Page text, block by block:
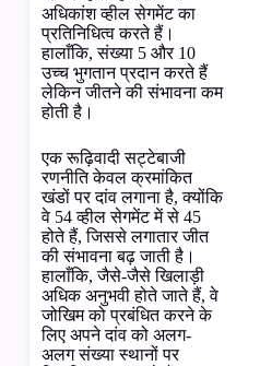
अधिकांश व्हील सेगमेंट का
प्रतिनिधित्व करते हैं।
हालाँकि, संख्या 5 और 10
उच्च भुगतान प्रदान करते हैं
लेकिन जीतने की संभावना कम
होती है।
एक रूढ़िवादी सट्टेबाजी
रणनीति केवल क्रमांकित
खंडों पर दांव लगाना है, क्योंकि
वे 54 व्हील सेगमेंट में से 45
होते हैं, जिससे लगातार जीत
की संभावना बढ़ जाती है।
हालाँकि, जैसे-जैसे खिलाड़ी
अधिक अनुभवी होते जाते हैं, वे
जोखिम को प्रबंधित करने के
लिए अपने दांव को अलग-
अलग संख्या स्थानों पर